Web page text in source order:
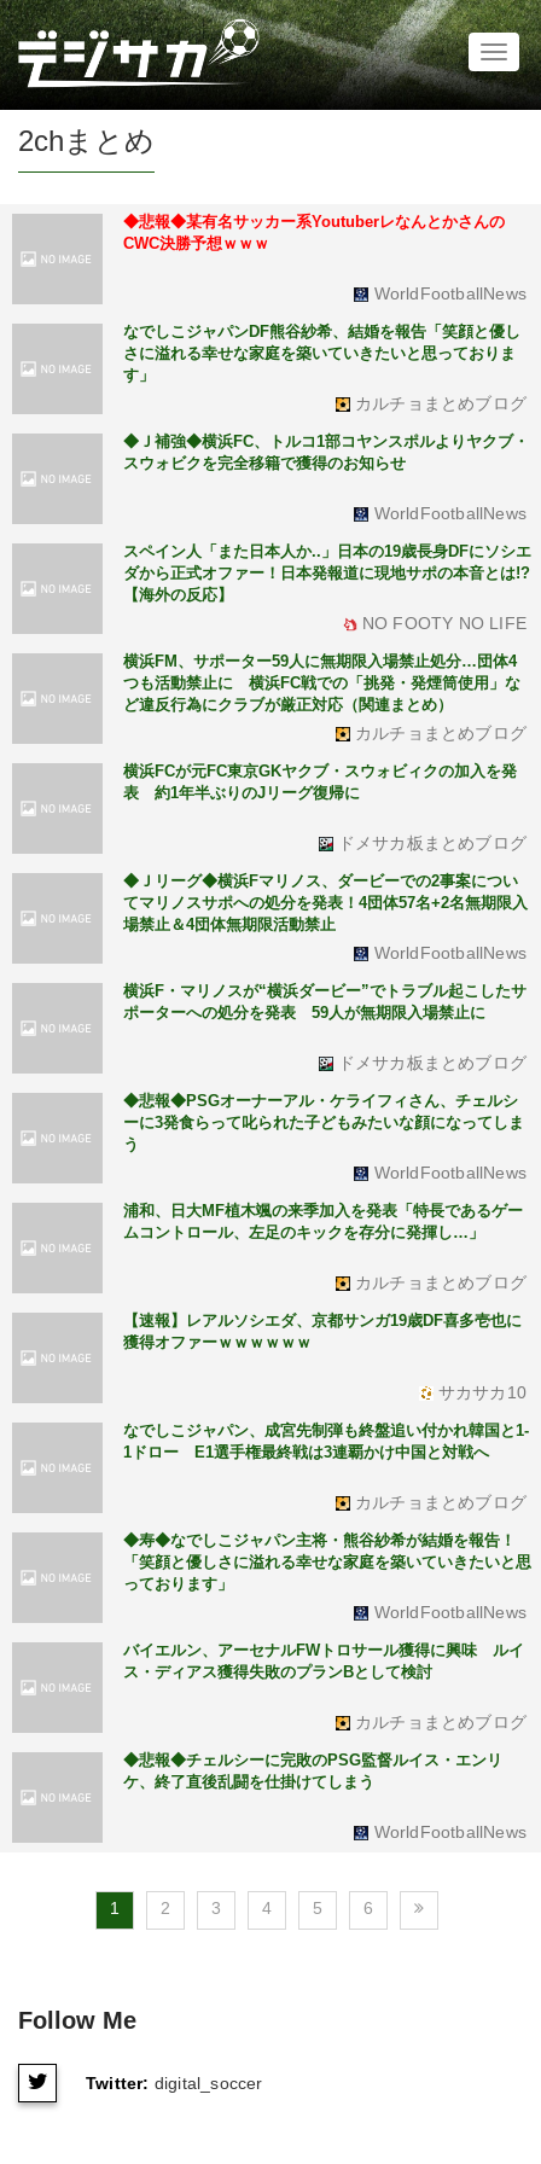
2chまとめ
◆悲報◆某有名サッカー系Youtuberレなんとかさんの
CWC決勝予想ｗｗｗ
WorldFootballNews
なでしこジャパンDF熊谷紗希、結婚を報告「笑顔と優し
さに溢れる幸せな家庭を築いていきたいと思っておりま
す」
カルチョまとめブログ
◆Ｊ補強◆横浜FC、トルコ1部コヤンスポルよりヤクブ・
スウォビクを完全移籍で獲得のお知らせ
WorldFootballNews
スペイン人「また日本人か..」日本の19歳長身DFにソシエ
ダから正式オファー！日本発報道に現地サポの本音とは!?
【海外の反応】
NO FOOTY NO LIFE
横浜FM、サポーター59人に無期限入場禁止処分…団体4
つも活動禁止に 横浜FC戦での「挑発・発煙筒使用」な
ど違反行為にクラブが厳正対応（関連まとめ）
カルチョまとめブログ
横浜FCが元FC東京GKヤクブ・スウォビィクの加入を発
表 約1年半ぶりのJリーグ復帰に
ドメサカ板まとめブログ
◆Ｊリーグ◆横浜Fマリノス、ダービーでの2事案につい
てマリノスサポへの処分を発表！4団体57名+2名無期限入
場禁止＆4団体無期限活動禁止
WorldFootballNews
横浜F・マリノスが“横浜ダービー”でトラブル起こしたサ
ポーターへの処分を発表 59人が無期限入場禁止に
ドメサカ板まとめブログ
◆悲報◆PSGオーナーアル・ケライフィさん、チェルシ
ーに3発食らって叱られた子どもみたいな顔になってしま
う
WorldFootballNews
浦和、日大MF植木颯の来季加入を発表「特長であるゲー
ムコントロール、左足のキックを存分に発揮し…」
カルチョまとめブログ
【速報】レアルソシエダ、京都サンガ19歳DF喜多壱也に
獲得オファーｗｗｗｗｗｗ
サカサカ10
なでしこジャパン、成宮先制弾も終盤追い付かれ韓国と1-
1ドロー E1選手権最終戦は3連覇かけ中国と対戦へ
カルチョまとめブログ
◆寿◆なでしこジャパン主将・熊谷紗希が結婚を報告！
「笑顔と優しさに溢れる幸せな家庭を築いていきたいと思
っております」
WorldFootballNews
バイエルン、アーセナルFWトロサール獲得に興味 ルイ
ス・ディアス獲得失敗のプランBとして検討
カルチョまとめブログ
◆悲報◆チェルシーに完敗のPSG監督ルイス・エンリ
ケ、終了直後乱闘を仕掛けてしまう
WorldFootballNews
1 2 3 4 5 6
Follow Me
Twitter: digital_soccer